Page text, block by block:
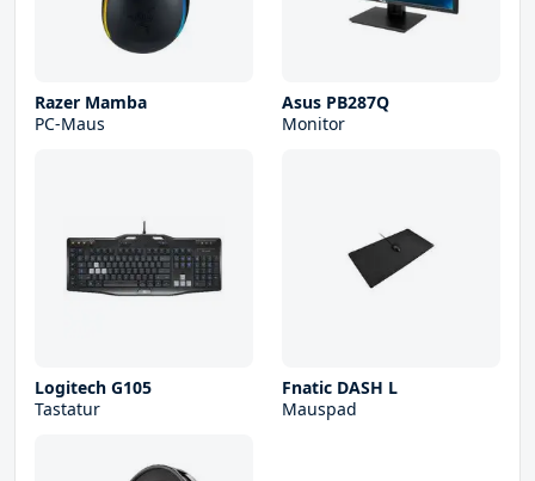
Razer Mamba
PC-Maus
Asus PB287Q
Monitor
Logitech G105
Tastatur
Fnatic DASH L
Mauspad